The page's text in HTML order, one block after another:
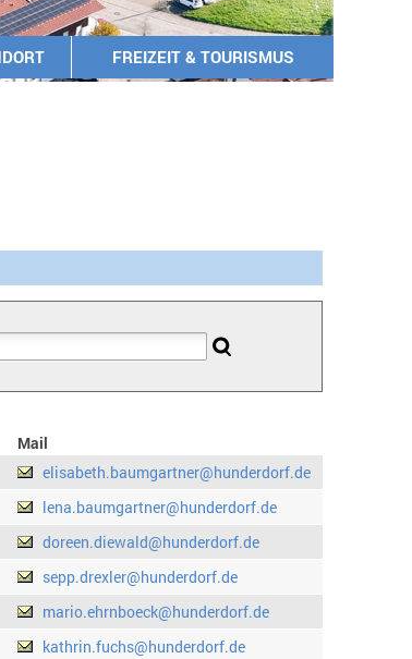
FREIZEIT & TOURISMUS
Mail
elisabeth.baumgartner@hunderdorf.de
lena.baumgartner@hunderdorf.de
doreen.diewald@hunderdorf.de
sepp.drexler@hunderdorf.de
mario.ehrnboeck@hunderdorf.de
kathrin.fuchs@hunderdorf.de